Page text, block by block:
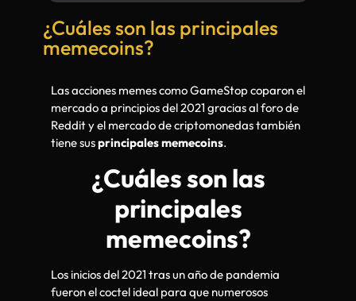
¿Cuáles son las principales
memecoins?
Las acciones memes como GameStop coparon el
mercado a principios del 2021 gracias al foro de
Reddit y el mercado de criptomonedas también
tiene susprincipales memecoins.
¿Cuáles son las
principales
memecoins?
Los inicios del 2021 tras un año de pandemia
fueron el coctel ideal para que numerosos